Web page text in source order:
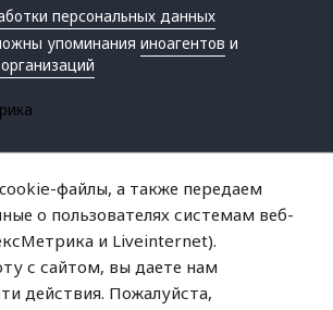
персональных данных
упоминанияиноагентов и
файлы, а также передаем
о пользователях системам веб-
и Liveinternet).
с сайтом, вы даете нам
действия. Пожалуйста,